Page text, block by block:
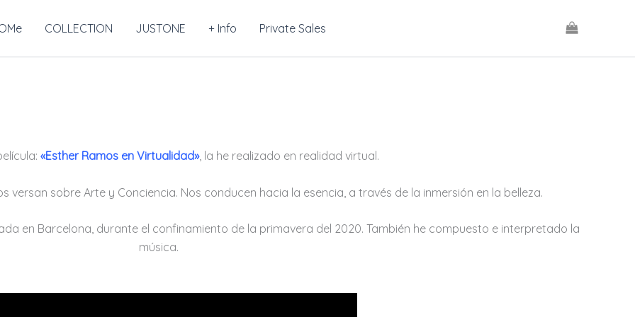
COLLECTION JUSTONE + Info Private Sales
«Esther Ramos en Virtualidad», la he realizado en realidad virtual.
versan sobre Arte y Conciencia. Nos conducen hacia la esencia, a través de la inmersión en la belleza.
en Barcelona, durante el confinamiento de la primavera del 2020. También he compuesto e interpretado la
música.